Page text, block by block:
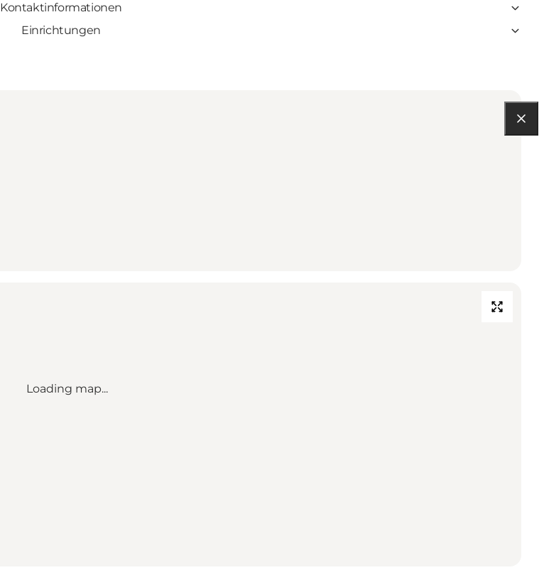
Kontaktinformationen
Einrichtungen
Loading map...